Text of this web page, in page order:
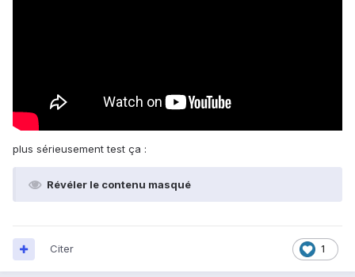
plus sérieusement test ça :
Révéler le contenu masqué
1
Citer